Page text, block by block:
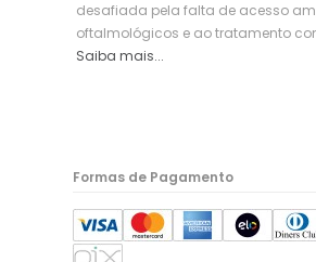
desafiada pela falta de acesso
oftalmológicos e ao tratamento
Saiba mais...
Formas de Pagamento